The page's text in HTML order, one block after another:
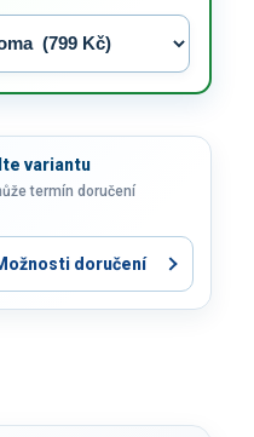
variantu
termín doručení
doručení